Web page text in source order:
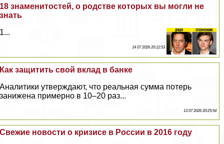
18 знаменитостей, о родстве которых вы могли не
знать
1...
14 07 2026 20:12:53
Как защитить свой вклад в банке
Аналитики утверждают, что реальная сумма потерь
занижена примерно в 10–20 раз...
13 07 2026 20:25:54
Свежие новости о кризисе в России в 2016 году